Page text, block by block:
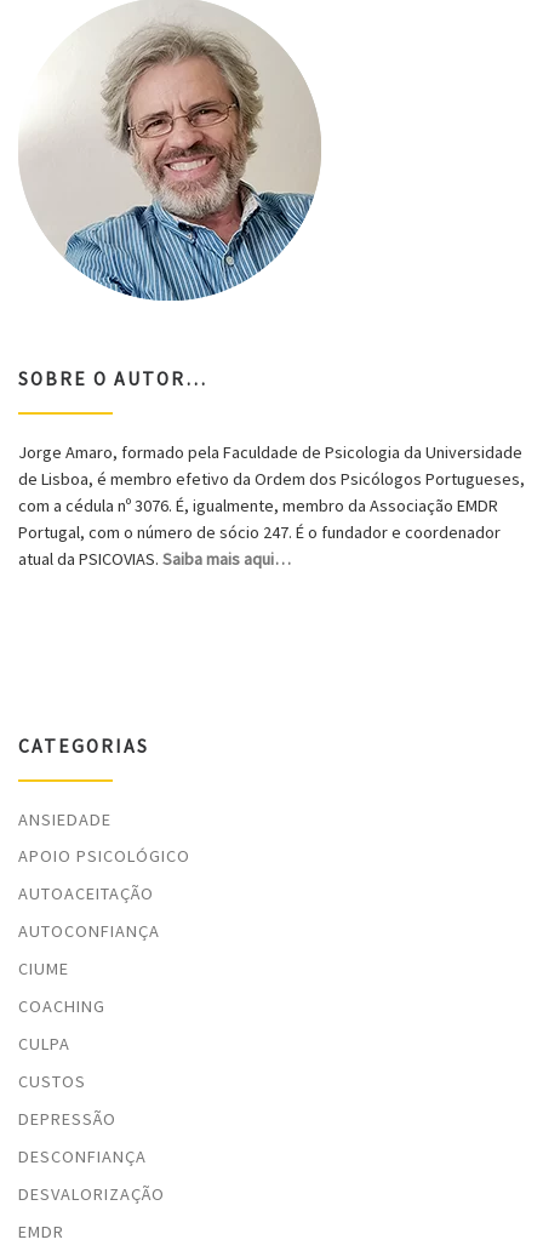
SOBRE O AUTOR…
Jorge Amaro, formado pela Faculdade de Psicologia da Universidade
de Lisboa, é membro efetivo da Ordem dos Psicólogos Portugueses,
com a cédula nº 3076. É, igualmente, membro da Associação EMDR
Portugal, com o número de sócio 247. É o fundador e coordenador
atual da PSICOVIAS. Saiba mais aqui…
CATEGORIAS
ANSIEDADE
APOIO PSICOLÓGICO
AUTOACEITAÇÃO
AUTOCONFIANÇA
CIUME
COACHING
CULPA
CUSTOS
DEPRESSÃO
DESCONFIANÇA
DESVALORIZAÇÃO
EMDR